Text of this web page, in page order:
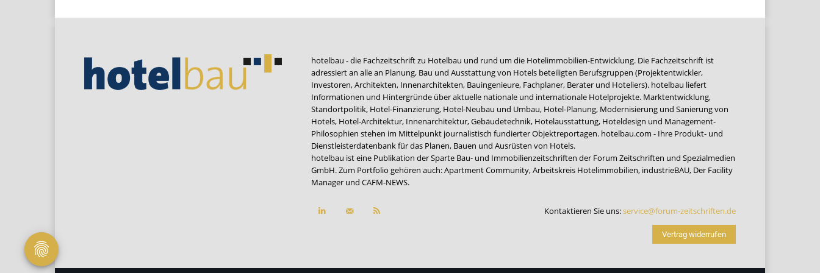
hotelbau - die Fachzeitschrift zu Hotelbau und rund um die Hotelimmobilien-Entwicklung. Die Fachzeitschrift ist
adressiert an alle an Planung, Bau und Ausstattung von Hotels beteiligten Berufsgruppen (Projektentwickler,
Investoren, Architekten, Innenarchitekten, Bauingenieure, Fachplaner, Berater und Hoteliers). hotelbau liefert
Informationen und Hintergründe über aktuelle nationale und internationale Hotelprojekte. Marktentwicklung,
Standortpolitik, Hotel-Finanzierung, Hotel-Neubau und Umbau, Hotel-Planung, Modernisierung und Sanierung von
Hotels, Hotel-Architektur, Innenarchitektur, Gebäudetechnik, Hotelausstattung, Hoteldesign und Management-
Philosophien stehen im Mittelpunkt journalistisch fundierter Objektreportagen. hotelbau.com - Ihre Produkt- und
Dienstleisterdatenbank für das Planen, Bauen und Ausrüsten von Hotels.
hotelbau ist eine Publikation der Sparte Bau- und Immobilienzeitschriften der Forum Zeitschriften und Spezialmedien
GmbH. Zum Portfolio gehören auch:Apartment Community,Arbeitskreis Hotelimmobilien, industrieBAU, Der Facility
Manager und CAFM-NEWS.
Kontaktieren Sie uns:service@forum-zeitschriften.de
Vertrag widerrufen